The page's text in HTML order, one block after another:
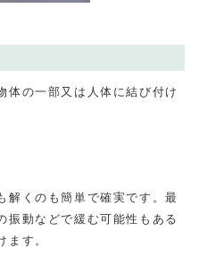
の一部又は人体に結び付け
くのも簡単で確実です。最
振動などで緩む可能性もある
ます。